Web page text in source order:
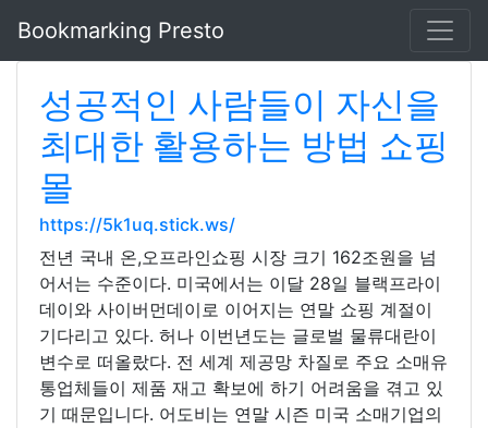
Bookmarking Presto
성공적인 사람들이 자신을
최대한 활용하는 방법 쇼핑
몰
https://5k1uq.stick.ws/
전년 국내 온,오프라인쇼핑 시장 크기 162조원을 넘
어서는 수준이다. 미국에서는 이달 28일 블랙프라이
데이와 사이버먼데이로 이어지는 연말 쇼핑 계절이
기다리고 있다. 허나 이번년도는 글로벌 물류대란이
변수로 떠올랐다. 전 세계 제공망 차질로 주요 소매유
통업체들이 제품 재고 확보에 하기 어려움을 겪고 있
기 때문입니다. 어도비는 연말 시즌 미국 소매기업의